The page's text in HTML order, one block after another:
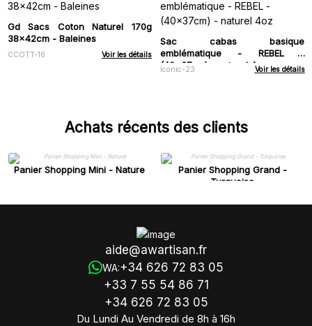
Gd Sacs Coton Naturel 170g
38x42cm - Baleines
CCOTT-16 Voir les détails
Sac cabas basique
emblématique - REBEL -
(40x37cm) - naturel 4oz
Iconic-23 Voir les détails
Achats récents des clients
Panier Shopping Mini - Nature
Panier Shopping Grand -
Turquoise
aide@awartisan.fr
WA:+34 626 72 83 05
+33 7 55 54 86 71
+34 626 72 83 05
Du Lundi Au Vendredi de 8h à 16h